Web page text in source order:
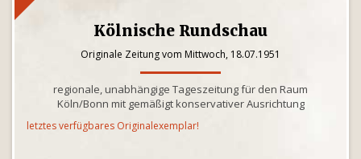
Kölnische Rundschau
Originale Zeitung vom Mittwoch, 18.07.1951
regionale, unabhängige Tageszeitung für den Raum
Köln/Bonn mit gemäßigt konservativer Ausrichtung
letztes verfügbares Originalexemplar!